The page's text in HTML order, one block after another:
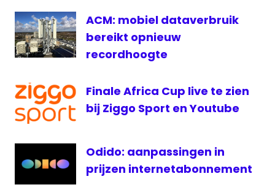
WDR
XBOX
Youtube
ACM: mobiel dataverbruik
bereikt opnieuw
recordhoogte
Finale Africa Cup live te zien
bij Ziggo Sport en Youtube
Odido: aanpassingen in
prijzen internetabonnement